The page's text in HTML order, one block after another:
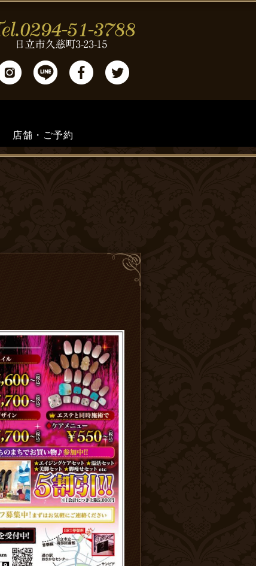
店舗・ご予約